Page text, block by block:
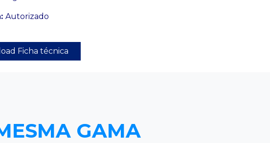
Autorizado
Ficha técnica
GAMA